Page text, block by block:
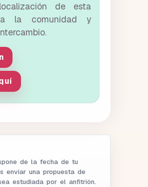
de esta
la comunidad y
de la fecha de tu
enviar una propuesta de
estudiada por el anfitrión.